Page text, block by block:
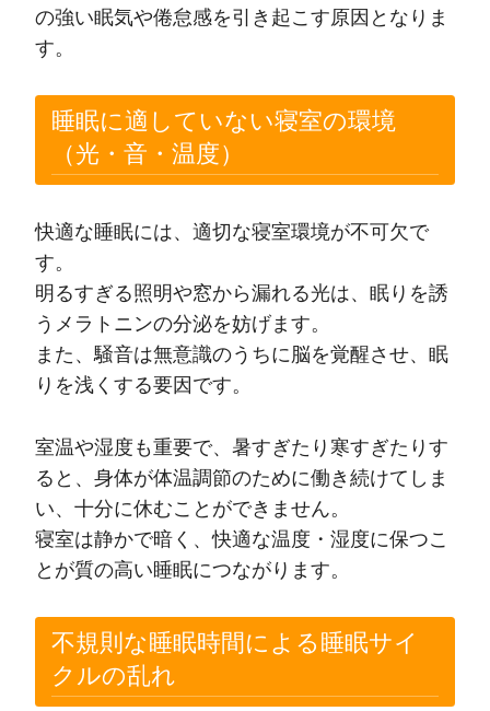
の強い眠気や倦怠感を引き起こす原因となりま
す。
睡眠に適していない寝室の環境
（光・音・温度）
快適な睡眠には、適切な寝室環境が不可欠で
す。
明るすぎる照明や窓から漏れる光は、眠りを誘
うメラトニンの分泌を妨げます。
また、騒音は無意識のうちに脳を覚醒させ、眠
りを浅くする要因です。
室温や湿度も重要で、暑すぎたり寒すぎたりす
ると、身体が体温調節のために働き続けてしま
い、十分に休むことができません。
寝室は静かで暗く、快適な温度・湿度に保つこ
とが質の高い睡眠につながります。
不規則な睡眠時間による睡眠サイ
クルの乱れ